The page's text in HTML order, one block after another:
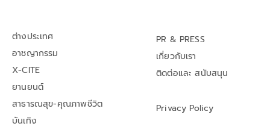
ต่างประเทศ
อาชญากรรม
X-CITE
ยานยนต์
สาธารณสุข-คุณภาพชีวิต
บันเทิง
PR & PRESS
เกี่ยวกับเรา
ติดต่อและ สนับสนุน
Privacy Policy